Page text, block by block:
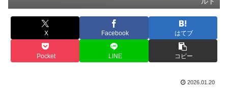
X Facebook はてブ
Pocket LINE コピー
2026.01.20